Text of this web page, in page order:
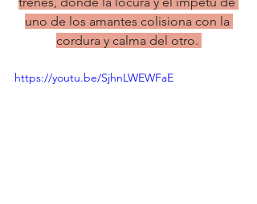
uno de los amantes colisiona con la
cordura y calma del otro.
https://youtu.be/SjhnLWEWFaE